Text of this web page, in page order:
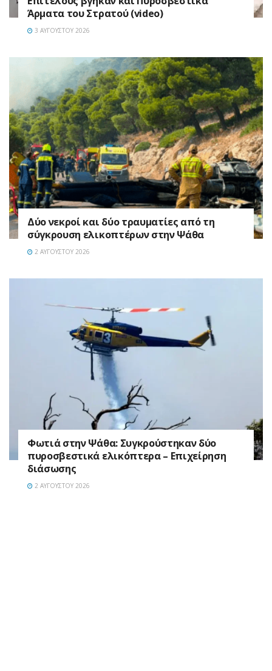
Άρματα του Στρατού (video)
3 ΑΥΓΟΎΣΤΟΥ 2026
Δύο νεκροί και δύο τραυματίες από τη
σύγκρουση ελικοπτέρων στην Ψάθα
2 ΑΥΓΟΎΣΤΟΥ 2026
Φωτιά στην Ψάθα: Συγκρούστηκαν δύο
πυροσβεστικά ελικόπτερα – Επιχείρηση
διάσωσης
2 ΑΥΓΟΎΣΤΟΥ 2026